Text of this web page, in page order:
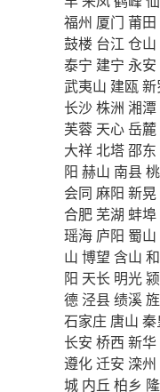
福州 厦门 莆田
鼓楼 台江 仓山
泰宁 建宁 永安
武夷山 建瓯新
长沙株洲 湘潭
芙蓉 天心岳麓
大祥北塔邵东
阳 赫山 南县
会同 麻阳 新晃
合肥 芜湖 蚌埠
瑶海 庐阳 蜀山
山 博望 含山
阳 天长 明光
德 泾县绩溪
石家庄 唐山 秦
长安 桥西 新华
遵化迁安 滦州
城 内丘 柏乡